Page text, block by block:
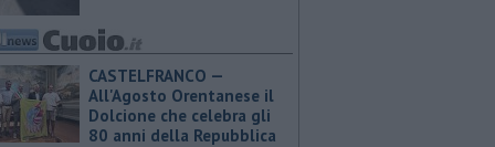
CASTELFRANCO —
All'Agosto Orentanese il
Dolcione che celebra gli
80 anni della Repubblica